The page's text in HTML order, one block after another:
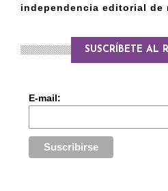
independencia editorial de
SUSCRÍBETE AL
E-mail: